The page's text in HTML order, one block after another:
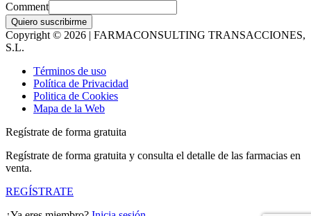
Comment
Quiero suscribirme
Copyright © 2026 | FARMACONSULTING TRANSACCIONES,
S.L.
Términos de uso
Política de Privacidad
Politica de Cookies
Mapa de la Web
Regístrate de forma gratuita
Regístrate de forma gratuita y consulta el detalle de las farmacias en
venta.
REGÍSTRATE